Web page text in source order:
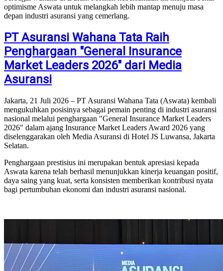
optimisme Aswata untuk melangkah lebih mantap menuju masa
depan industri asuransi yang cemerlang.
PT Asuransi Wahana Tata Raih
Penghargaan "General Insurance
Market Leaders 2026" dari Media
Asuransi
Jakarta, 21 Juli 2026 – PT Asuransi Wahana Tata (Aswata) kembali
mengukuhkan posisinya sebagai pemain penting di industri asuransi
nasional melalui penghargaan "General Insurance Market Leaders
2026" dalam ajang Insurance Market Leaders Award 2026 yang
diselenggarakan oleh Media Asuransi di Hotel JS Luwansa, Jakarta
Selatan.
Penghargaan prestisius ini merupakan bentuk apresiasi kepada
Aswata karena telah berhasil menunjukkan kinerja keuangan positif,
daya saing yang kuat, serta konsisten memberikan kontribusi nyata
bagi pertumbuhan ekonomi dan industri asuransi nasional.